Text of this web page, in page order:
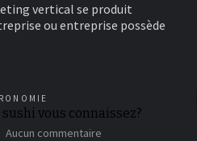
fonctionne
le
vertical se produit
ou entreprise possède
vous connaissez?
Aucun commentaire